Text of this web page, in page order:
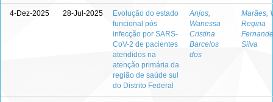
4-Dez-2025 28-Jul-2025
Evolução do estado
funcional pós
infecção por SARS-
CoV-2 de pacientes
atendidos na
atenção primária da
região de saúde sul
do Distrito Federal
Anjos,
Wanessa
Cristina
Barcelos
dos
Marães,
Regina
Silva